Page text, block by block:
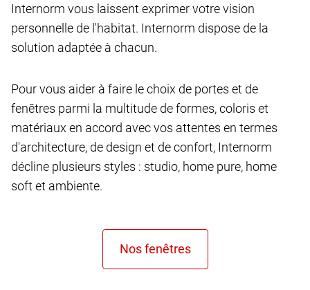
Internorm vous laissent exprimer votre vision
personnelle de l'habitat. Internorm dispose de la
solution adaptée à chacun.
Pour vous aider à faire le choix de portes et de
fenêtres parmi la multitude de formes, coloris et
matériaux en accord avec vos attentes en termes
d'architecture, de design et de confort, Internorm
décline plusieurs styles : studio, home pure, home
soft et ambiente.